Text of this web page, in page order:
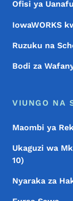
Ofisi ya
IowaWORKS
Ruzuku na
Bodi za
VIUNGO NA
Maombi ya
Ukaguzi wa
10)
Nyaraka za